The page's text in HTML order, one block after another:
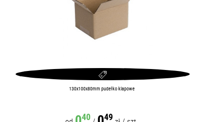
130x100x80mm pudełko klapowe
40 49